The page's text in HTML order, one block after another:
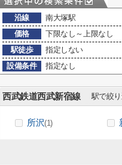
沿線
南大塚駅
価格
下限なし～上限なし
駅徒歩
指定しない
設備条件
指定なし
西武鉄道西武新宿線 駅で絞り
所沢(1)